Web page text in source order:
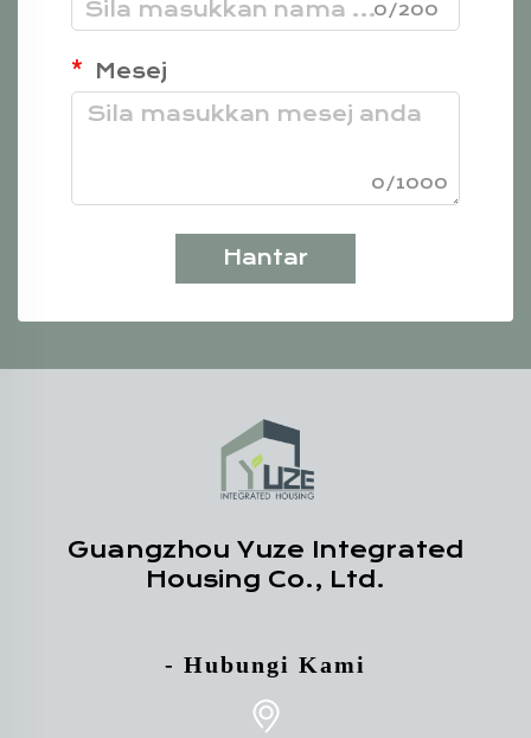
0/200
Mesej
0/1000
Hantar
Guangzhou Yuze Integrated
Housing Co., Ltd.
- Hubungi Kami